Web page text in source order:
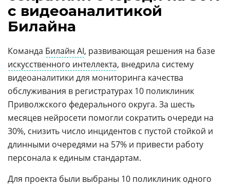
с видеоаналитикой
Билайна
Команда Билайн AI, развивающая решения на базе
искусственного интеллекта, внедрила систему
видеоаналитики для мониторинга качества
обслуживания в регистратурах 10 поликлиник
Приволжского федерального округа. За шесть
месяцев нейросети помогли сократить очереди на
30%, снизить число инцидентов с пустой стойкой и
длинными очередями на 57% и привести работу
персонала к единым стандартам.
Для проекта были выбраны 10 поликлиник одного